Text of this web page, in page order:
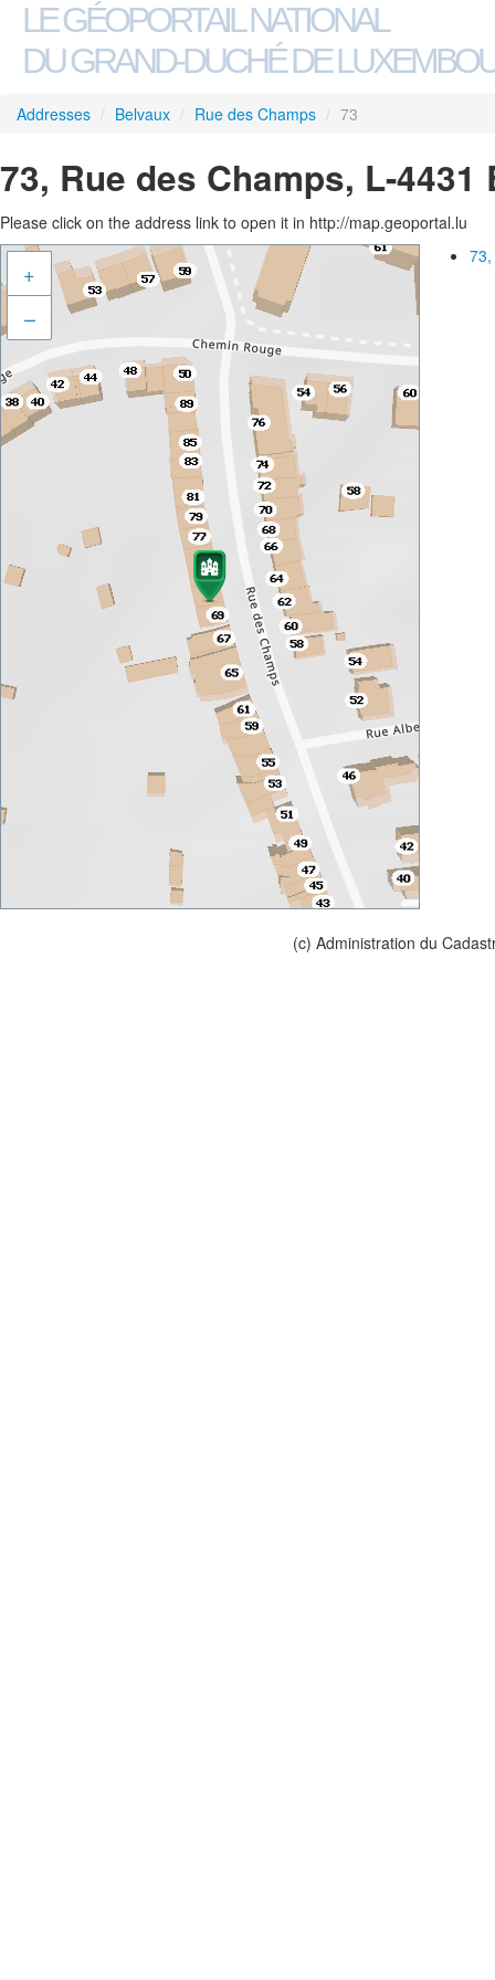
LE GÉOPORTAIL NATIONAL
DU GRAND-DUCHÉ DE
Addresses / Belvaux / Rue des Champs / 73
73, Rue des Champs, L-4431
Please click on the address link to open it in http://map.geoportal.lu
+
–
(c) Administration du